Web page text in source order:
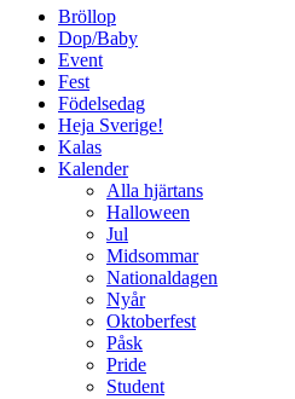
Bröllop
Dop/Baby
Event
Fest
Födelsedag
Heja Sverige!
Kalas
Kalender
Alla hjärtans
Halloween
Jul
Midsommar
Nationaldagen
Nyår
Oktoberfest
Påsk
Pride
Student